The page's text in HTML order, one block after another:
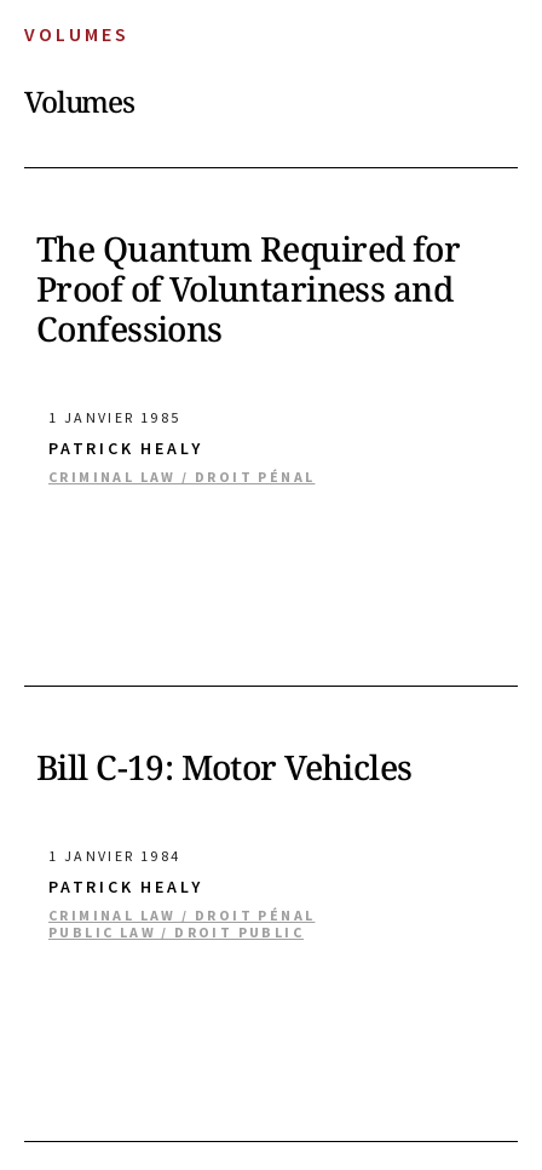
VOLUMES
Volumes
The Quantum Required for
Proof of Voluntariness and
Confessions
1 JANVIER 1985
PATRICK HEALY
CRIMINAL LAW / DROIT PÉNAL
Bill C-19: Motor Vehicles
1 JANVIER 1984
PATRICK HEALY
CRIMINAL LAW / DROIT PÉNAL
PUBLIC LAW / DROIT PUBLIC